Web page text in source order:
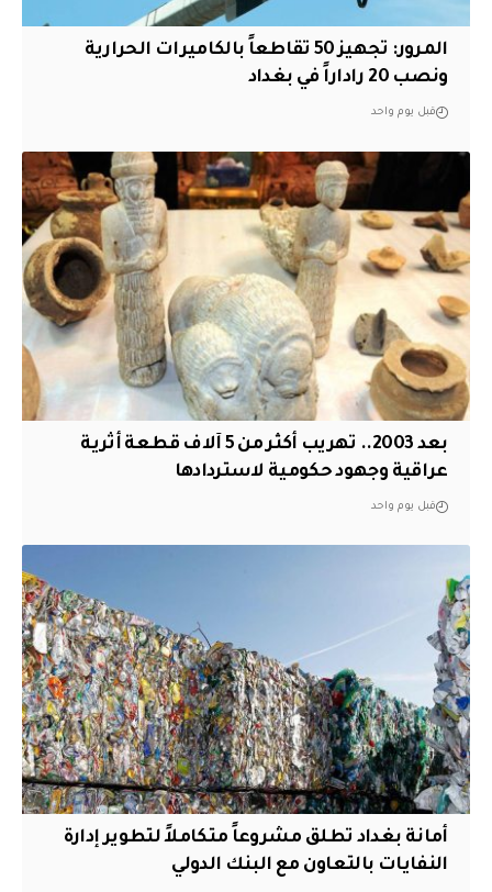
المرور: تجهيز 50 تقاطعاً بالكاميرات الحرارية
ونصب 20 راداراً في بغداد
قبل يوم واحد
بعد 2003.. تهريب أكثر من 5 آلاف قطعة أثرية
عراقية وجهود حكومية لاستردادها
قبل يوم واحد
أمانة بغداد تطلق مشروعاً متكاملاً لتطوير إدارة
النفايات بالتعاون مع البنك الدولي